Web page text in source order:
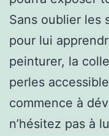
Sans oublier les
pour lui
peinturer, la
perles
commence à
n’hésitez pas à